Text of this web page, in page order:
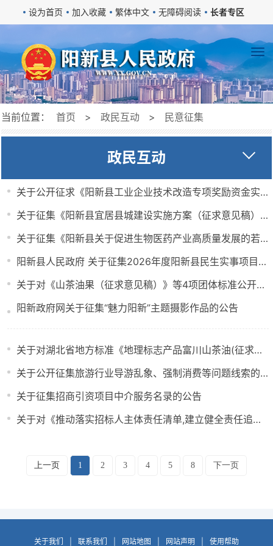
设为首页 加入收藏 繁体中文 无障碍阅读 长者专区
当前位置： 首页 > 政民互动 > 民意征集
政民互动
关于公开征求《阳新县工业企业技术改造专项奖励资金实施办法（征求意见稿）》意见的公告
关于征集《阳新县宜居县城建设实施方案（征求意见稿）》意见的公告
关于征集《阳新县关于促进生物医药产业高质量发展的若干措施》意见的公告
阳新县人民政府 关于征集2026年度阳新县民生实事项目的公告
关于对《山茶油果（征求意见稿）》等4项团体标准公开征求意见的通知
阳新政府网关于征集“魅力阳新”主题摄影作品的公告
关于对湖北省地方标准《地理标志产品富川山茶油(征求意见稿)》公开征求意见的通知
关于公开征集旅游行业导游乱象、强制消费等问题线索的公告
关于征集招商引资项目中介服务名录的公告
关于对《推动落实招标人主体责任清单,建立健全责任追究体系重点领域改革试点实施方案（征求意见稿）》征求意见的公告
上一页 1 2 3 4 5 8 下一页
关于我们 联系我们 网站地图 网站声明 使用帮助